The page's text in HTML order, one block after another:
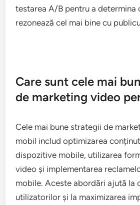
testarea A/B pentru a determina
rezonează cel mai bine cu
Care sunt cele mai
de marketing video